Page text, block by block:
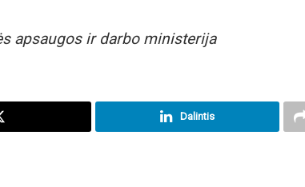
apsaugos ir darbo ministerija
Dalintis